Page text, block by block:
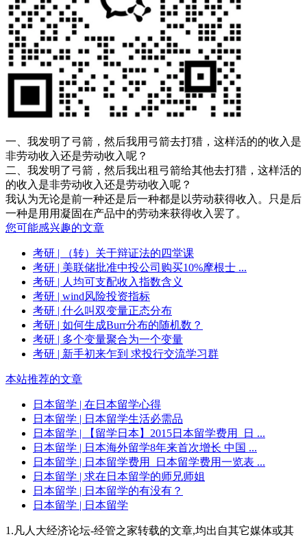
一、我发明了弓箭，然后我用弓箭去打猎，这样活的的收入是
非劳动收入还是劳动收入呢？
二、我发明了弓箭，然后我出租弓箭给其他去打猎，这样活的
的收入是非劳动收入还是劳动收入呢？
我认为无论是前一种还是后一种都是以劳动获得收入。只是后
一种是用用凝固在产品中的劳动来获得收入罢了。
您可能感兴趣的文章
考研 | （转）关于辩证法的四堂课
考研 | 美联储批准中投公司购买10%摩根士 ...
考研 | 人均可支配收入指数含义
考研 | wind风险投资指标
考研 | 什么叫双变量正态分布
考研 | 如何生成Burr分布的随机数？
考研 | 多个变量聚合为一个变量
考研 | 新手初来乍到 求投行交流学习群
本站推荐的文章
日本留学 | 在日本留学心得
日本留学 | 日本留学生活必需品
日本留学 | 【留学日本】2015日本留学费用_日 ...
日本留学 | 日本海外留学8年来首次增长 中国 ...
日本留学 | 日本留学费用_日本留学费用一览表 ...
日本留学 | 求在日本留学的师兄师姐
日本留学 | 日本留学的有没有？
日本留学 | 日本留学
1.凡人大经济论坛-经管之家转载的文章,均出自其它媒体或其